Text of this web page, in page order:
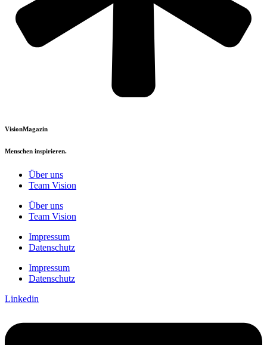
VisionMagazin
Menschen inspirieren.
Über uns
Team Vision
Über uns
Team Vision
Impressum
Datenschutz
Impressum
Datenschutz
Linkedin